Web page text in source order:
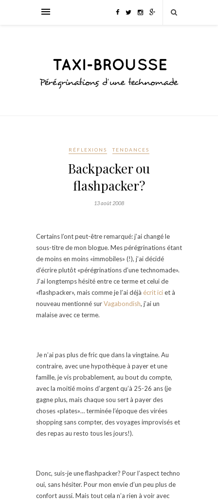
RÉFLEXIONS TENDANCES
Backpacker ou
flashpacker?
13 août 2008
Certains l’ont peut-être remarqué: j’ai changé le
sous-titre de mon blogue. Mes pérégrinations étant
de moins en moins «immobiles» (!), j’ai décidé
d’écrire plutôt «pérégrinations d’une technomade».
J’ai longtemps hésité entre ce terme et celui de
«flashpacker», mais comme je l’ai déjà écrit iciet à
nouveau mentionné surVagabondish, j’ai un
malaise avec ce terme.
Je n’ai pas plus de fric que dans la vingtaine. Au
contraire, avec une hypothèque à payer et une
famille, je vis probablement, au bout du compte,
avec la moitié moins d’argent qu’à 25-26 ans (je
gagne plus, mais chaque sou sert à payer des
choses «plates»… terminée l’époque des virées
shopping sans compter, des voyages improvisés et
des repas au resto tous les jours!).
Donc, suis-je une flashpacker? Pour l’aspect techno
oui, sans hésiter. Pour mon envie d’un peu plus de
confort aussi. Mais tout cela n’a rien à voir avec